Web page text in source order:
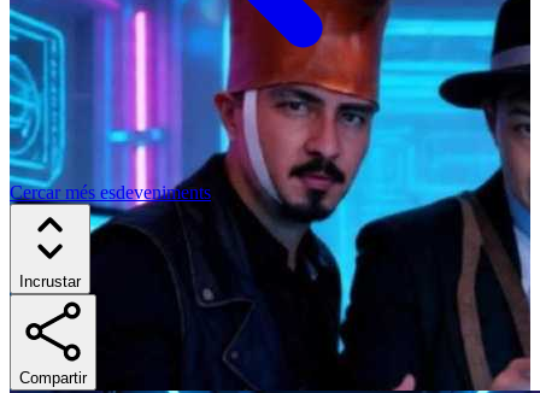
Cercar més esdeveniments
Incrustar
Compartir